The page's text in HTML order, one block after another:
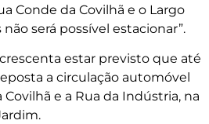
Conde da Covilhã e o Largo
será possível estacionar”.
estar previsto que até
a circulação automóvel
e a Rua da Indústria, na